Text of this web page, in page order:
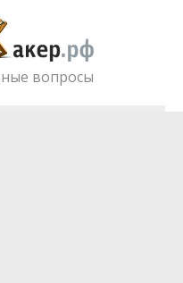
вопросы